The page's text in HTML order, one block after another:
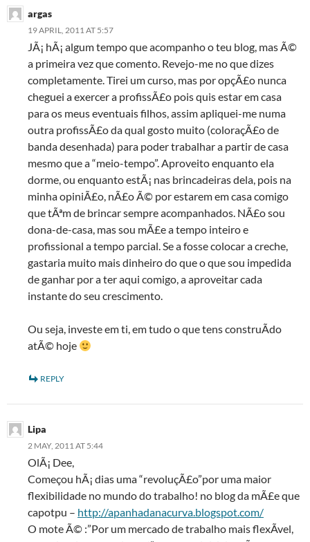
argas
19 APRIL, 2011 AT 5:57
JÃ¡ hÃ¡ algum tempo que acompanho o teu blog, mas Ã©
a primeira vez que comento. Revejo-me no que dizes
completamente. Tirei um curso, mas por opçÃ£o nunca
cheguei a exercer a profissÃ£o pois quis estar em casa
para os meus eventuais filhos, assim apliquei-me numa
outra profissÃ£o da qual gosto muito (coloraçÃ£o de
banda desenhada) para poder trabalhar a partir de casa
mesmo que a “meio-tempo”. Aproveito enquanto ela
dorme, ou enquanto estÃ¡ nas brincadeiras dela, pois na
minha opiniÃ£o, nÃ£o Ã© por estarem em casa comigo
que tÃªm de brincar sempre acompanhados. NÃ£o sou
dona-de-casa, mas sou mÃ£e a tempo inteiro e
profissional a tempo parcial. Se a fosse colocar a creche,
gastaria muito mais dinheiro do que o que sou impedida
de ganhar por a ter aqui comigo, a aproveitar cada
instante do seu crescimento.
Ou seja, investe em ti, em tudo o que tens construÃ­do
atÃ© hoje
REPLY
Lipa
2 MAY, 2011 AT 5:44
OlÃ¡ Dee,
Começou hÃ¡ dias uma “revoluçÃ£o”por uma maior
flexibilidade no mundo do trabalho! no blog da mÃ£e que
capotpu – http://apanhadanacurva.blogspot.com/
O mote Ã© :”Por um mercado de trabalho mais flexÃ­vel,